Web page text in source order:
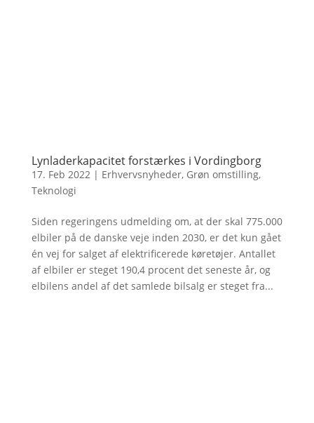
Lynladerkapacitet forstærkes i Vordingborg
17. Feb 2022 | Erhvervsnyheder, Grøn omstilling,
Teknologi
Siden regeringens udmelding om, at der skal 775.000
elbiler på de danske veje inden 2030, er det kun gået
én vej for salget af elektrificerede køretøjer. Antallet
af elbiler er steget 190,4 procent det seneste år, og
elbilens andel af det samlede bilsalg er steget fra...